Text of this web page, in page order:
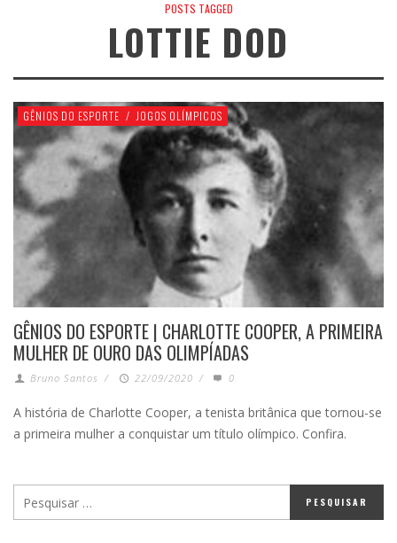
POSTS TAGGED
LOTTIE DOD
GÊNIOS DO ESPORTE / JOGOS OLÍMPICOS
GÊNIOS DO ESPORTE | CHARLOTTE COOPER, A PRIMEIRA
MULHER DE OURO DAS OLIMPÍADAS
Bruno Santos / 22/09/2020 / 0
A história de Charlotte Cooper, a tenista britânica que tornou-se
a primeira mulher a conquistar um título olímpico. Confira.